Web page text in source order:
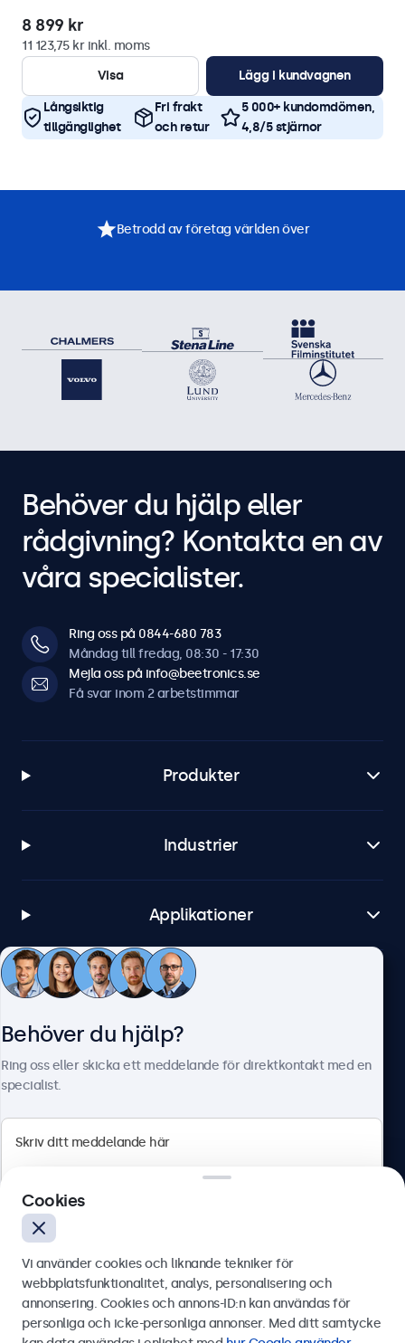
8 899 kr
11 123,75 kr inkl. moms
Visa
Lägg i kundvagnen
Långsiktig
tillgänglighet
Fri frakt
och retur
5 000+ kundomdömen,
4,8/5 stjärnor
Betrodd av företag världen över
Behöver du hjälp eller
rådgivning? Kontakta en av
våra specialister.
Ring oss på 0844-680 783
Måndag till fredag, 08:30 - 17:30
Mejla oss på info@beetronics.se
Få svar inom 2 arbetstimmar
Produkter
Industrier
Applikationer
Kundtjänst
Olof Palmesgata 29, Stockholm, 111 22, Sverige
Svenska
Behöver du hjälp?
Ring oss eller skicka ett meddelande för direktkontakt med en
specialist.
Skicka
Cookies
Vi använder cookies och liknande tekniker för
webbplatsfunktionalitet, analys, personalisering och
annonsering. Cookies och annons-ID:n kan användas för
personliga och icke-personliga annonser. Med ditt samtycke